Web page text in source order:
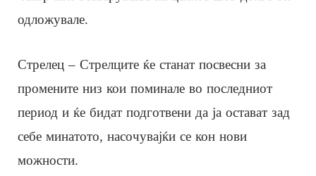
одложувале.
Стрелец – Стрелците ќе станат посвесни за
промените низ кои поминале во последниот
период и ќе бидат подготвени да ја остават зад
себе минатото, насочувајќи се кон нови
можности.